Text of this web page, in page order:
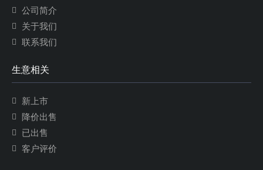
公司简介
关于我们
联系我们
生意相关
新上市
降价出售
已出售
客户评价